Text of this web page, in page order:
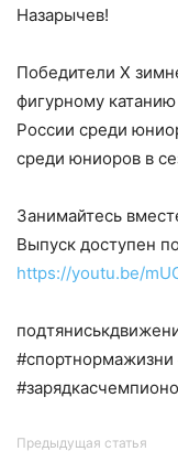
Назарычев!
Победители X
фигурному
России среди
среди юниоров в
Занимайтесь
Выпуск доступен
https://youtu.be/
Предыдущая статья